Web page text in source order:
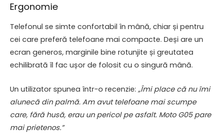
Ergonomie
Telefonul se simte confortabil în mână, chiar și pentru
cei care preferă telefoane mai compacte. Deși are un
ecran generos, marginile bine rotunjite și greutatea
echilibrată îl fac ușor de folosit cu o singură mână.
Un utilizator spunea într-o recenzie: „Îmi place că nu îmi
alunecă din palmă. Am avut telefoane mai scumpe
care, fără husă, erau un pericol pe asfalt. Moto G05 pare
mai prietenos.”